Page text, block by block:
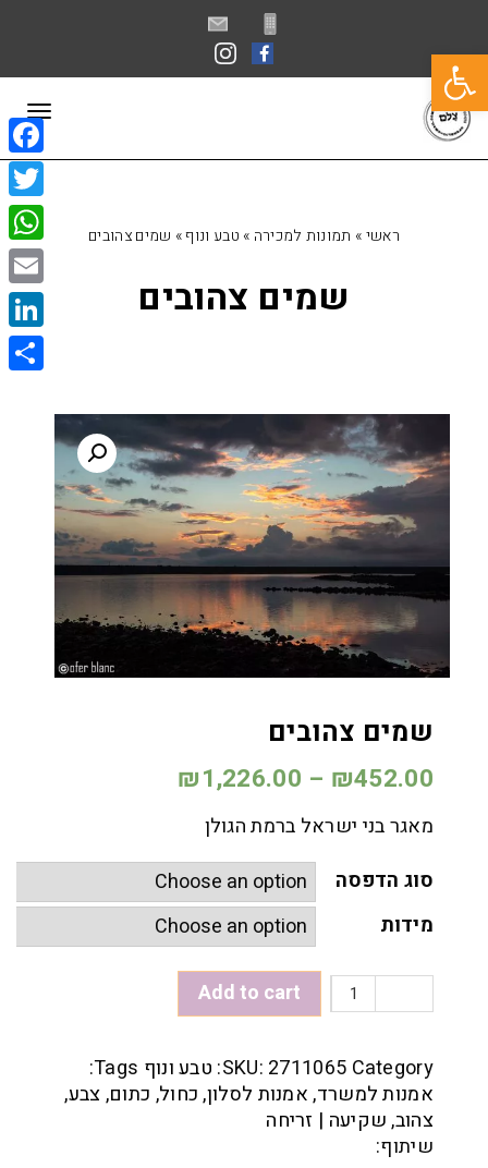
פתח סרגל נגישות
ראשי» תמונות למכירה » טבע ונוף» שמים צהובים
שמים צהובים
שמים צהובים
₪452.00
–
₪1,226.00
מאגר בני ישראל ברמת הגולן
סוג הדפסה
מידות
צהובים
Add to cart
SKU: 2711065 Category: טבע ונוף Tags:
אמנות למשרד,אמנות לסלון,כחול, כתום,צבע,
צהוב,שקיעה | זריחה
שיתוף: